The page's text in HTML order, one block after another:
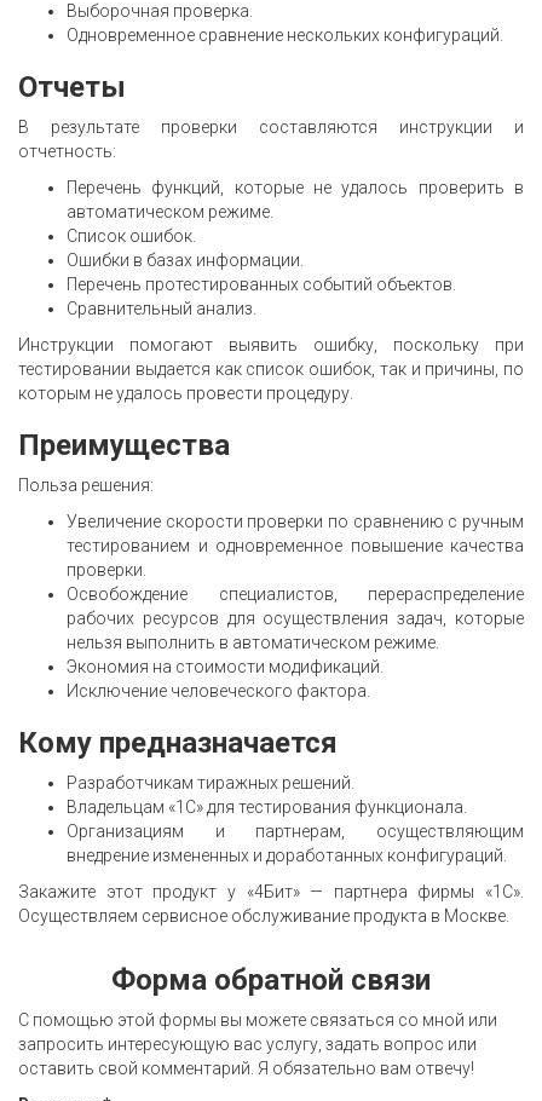
Выборочная проверка.
Одновременное сравнение нескольких конфигураций.
Отчеты
В результате проверки составляются инструкции и
отчетность:
Перечень функций, которые не удалось проверить в
автоматическом режиме.
Список ошибок.
Ошибки в базах информации.
Перечень протестированных событий объектов.
Сравнительный анализ.
Инструкции помогают выявить ошибку, поскольку при
тестировании выдается как список ошибок, так и причины, по
которым не удалось провести процедуру.
Преимущества
Польза решения:
Увеличение скорости проверки по сравнению с ручным
тестированием и одновременное повышение качества
проверки.
Освобождение специалистов, перераспределение
рабочих ресурсов для осуществления задач, которые
нельзя выполнить в автоматическом режиме.
Экономия на стоимости модификаций.
Исключение человеческого фактора.
Кому предназначается
Разработчикам тиражных решений.
Владельцам «1С» для тестирования функционала.
Организациям и партнерам, осуществляющим
внедрение измененных и доработанных конфигураций.
Закажите этот продукт у «4Бит» — партнера фирмы «1С».
Осуществляем сервисное обслуживание продукта в Москве.
Форма обратной связи
С помощью этой формы вы можете связаться со мной или
запросить интересующую вас услугу, задать вопрос или
оставить свой комментарий. Я обязательно вам отвечу!